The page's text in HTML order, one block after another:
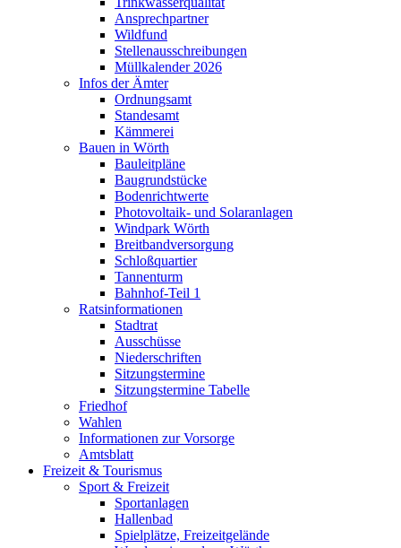
Ansprechpartner
Wildfund
Stellenausschreibungen
Müllkalender 2026
Infos der Ämter
Ordnungsamt
Standesamt
Kämmerei
Bauen in Wörth
Bauleitpläne
Baugrundstücke
Bodenrichtwerte
Photovoltaik- und Solaranlagen
Windpark Wörth
Breitbandversorgung
Schloßquartier
Tannenturm
Bahnhof-Teil 1
Ratsinformationen
Stadtrat
Ausschüsse
Niederschriften
Sitzungstermine
Sitzungstermine Tabelle
Friedhof
Wahlen
Informationen zur Vorsorge
Amtsblatt
Freizeit & Tourismus
Sport & Freizeit
Sportanlagen
Hallenbad
Spielplätze, Freizeitgelände